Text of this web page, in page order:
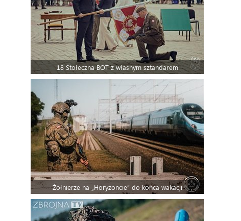
18 Stołeczna BOT z własnym sztandarem
Żołnierze na „Horyzoncie” do końca wakacji